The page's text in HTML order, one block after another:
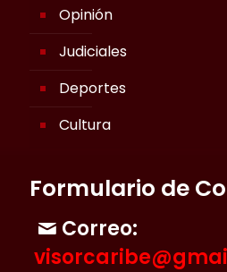
Opinión
Judiciales
Deportes
Cultura
Formulario de
Correo: